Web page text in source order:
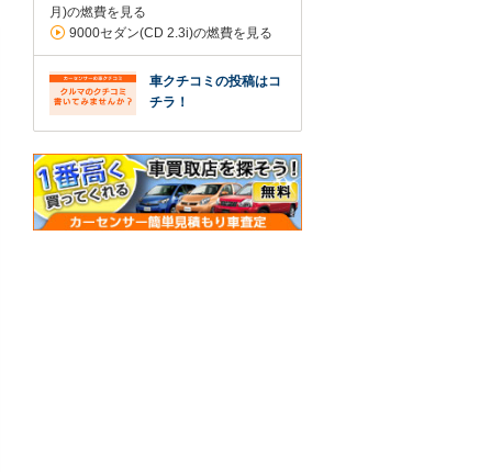
月)の燃費を見る
9000セダン(CD 2.3i)の燃費を見る
車クチコミの投稿はコ
チラ！